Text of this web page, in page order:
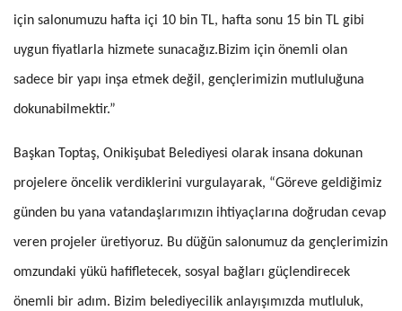
için salonumuzu hafta içi 10 bin TL, hafta sonu 15 bin TL gibi
uygun fiyatlarla hizmete sunacağız.Bizim için önemli olan
sadece bir yapı inşa etmek değil, gençlerimizin mutluluğuna
dokunabilmektir.”
Başkan Toptaş, Onikişubat Belediyesi olarak insana dokunan
projelere öncelik verdiklerini vurgulayarak, “Göreve geldiğimiz
günden bu yana vatandaşlarımızın ihtiyaçlarına doğrudan cevap
veren projeler üretiyoruz. Bu düğün salonumuz da gençlerimizin
omzundaki yükü hafifletecek, sosyal bağları güçlendirecek
önemli bir adım. Bizim belediyecilik anlayışımızda mutluluk,